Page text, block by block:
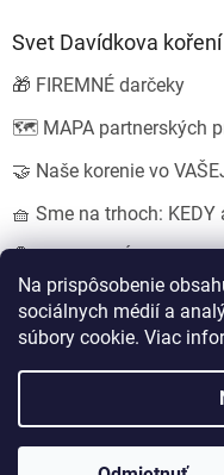
Na prispôsobenie
sociálnych médií a
súbory cookie. Viac
Svet Davídkova koření
🎁 FIREMNÉ darčeky
🗺️ MAPA partnerských
🤝 Naše korenie vo
🧺 Sme na trhoch: KEDY
Koření od